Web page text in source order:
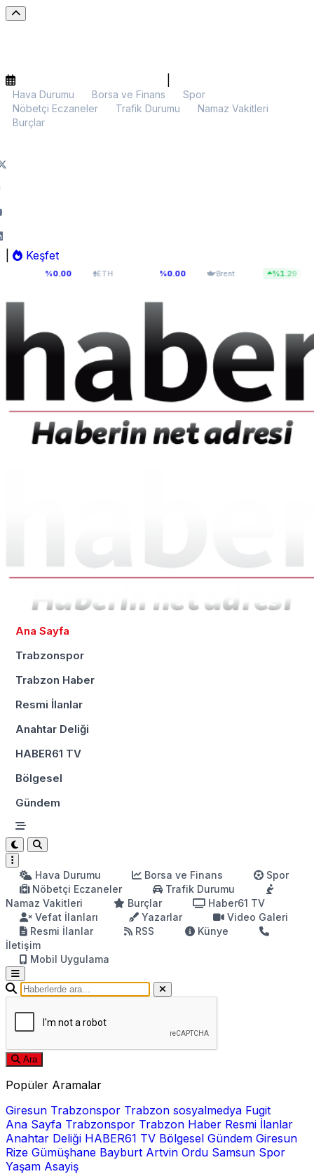
Hava Durumu Borsa ve Finans
Spor
Nöbetçi Eczaneler
Trafik Durumu
Namaz Vakitleri
Burçlar
Keşfet
ETH $1.918,83 Brent $83,55 %1.29 BIST 100
Ana Sayfa
Trabzonspor
Trabzon Haber
Resmi İlanlar
Anahtar Deliği
HABER61 TV
Bölgesel
Gündem
Hava Durumu Borsa ve Finans
Spor
Nöbetçi Eczaneler
Trafik Durumu
Namaz Vakitleri
Burçlar
Haber61 TV
Vefat İlanları
Yazarlar
Video Galeri
Resmi İlanlar
RSS
Künye
İletişim
Mobil Uygulama
Ara
Popüler Aramalar
Giresun Trabzonspor Trabzon sosyalmedya Fugit
Ana Sayfa Trabzonspor Trabzon Haber Resmi İlanlar
Anahtar Deliği HABER61 TV Bölgesel Gündem Giresun
Rize Gümüşhane Bayburt Artvin Ordu Samsun Spor
Yaşam Asayiş